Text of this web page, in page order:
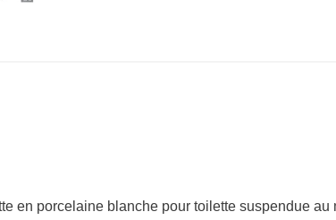
en porcelaine blanche pour toilette suspendue au